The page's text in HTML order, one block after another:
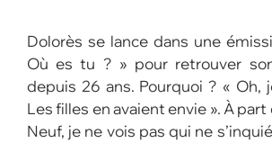
Dolorès se lance dans une
Où es tu ? » pour retrouver
depuis 26 ans. Pourquoi ? « Oh,
Les filles en avaient envie ». À
Neuf, je ne vois pas qui ne